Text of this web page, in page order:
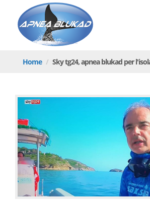
Blukad
Home Sky tg24,apneablukad per